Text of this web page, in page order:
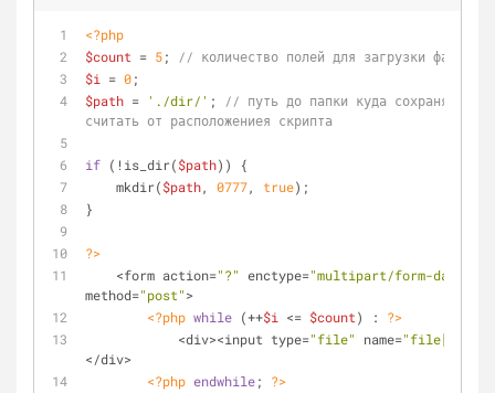
<?php
$count = 5;
// количество полей для загрузки файлов
$i
= 0;
$path = './dir/' ;
// путь до папки куда сохранять, ./
считать от расположениея скрипта
if (!is_dir($path)) {
    mkdir(
$path, 0777, true);
}
?>
    <form action=
"?" enctype="multipart/form-data"
method="post">
<?php while (++$i <= $count) : ?>
            <div><input type=
"file" name="file[]"
</div>
<?php endwhile; ?>